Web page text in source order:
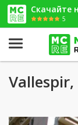
Скачайте
5